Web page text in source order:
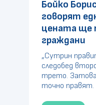
Бойко
говорят
цената ще
граждани
„Сутрин
следобед
трето. Затова
точно правят.